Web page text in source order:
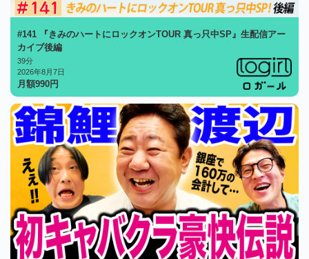
#141 『きみのハートにロックオンTOUR 真っ只中SP』生配信アー
カイブ後編
39分
2026年8月7日
月額990円